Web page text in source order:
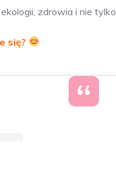
zdrowia i nie tylko.
się?